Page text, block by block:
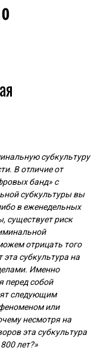
субкультуру
В отличие от
банд» с
субкультуры вы
в еженедельных
существует риск
отрицать того
субкультура на
Именно
перед собой
следующим
или
несмотря на
эта субкультура
лет?»